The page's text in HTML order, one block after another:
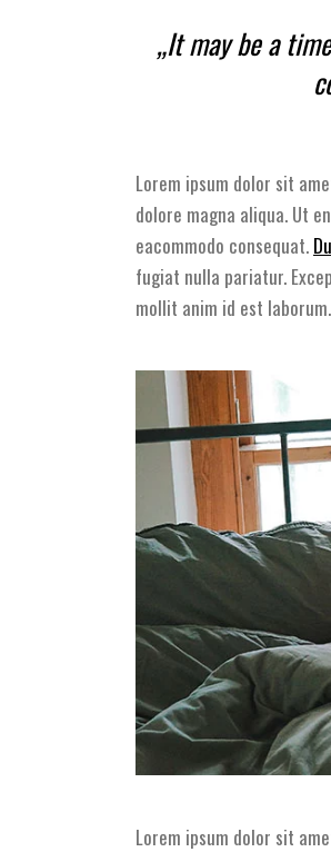
„It may be a
Lorem ipsum dolor sit
dolore magna aliqua. Ut
eacommodo consequat.
fugiat nulla pariatur.
mollit anim id est laborum.
Lorem ipsum dolor sit